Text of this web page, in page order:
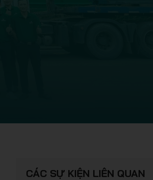
CÁC SỰ KIỆN LIÊN QUAN